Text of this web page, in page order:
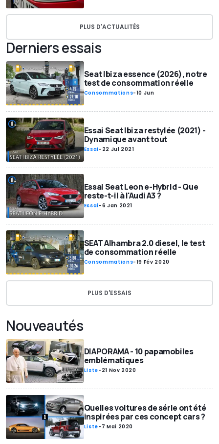
PLUS D'ACTUALITÉS
Derniers essais
Seat Ibiza essence (2026), notre
test de consommation réelle
Consommations-10 Jun
Essai Seat Ibiza restylée (2021) -
Dynamique avant tout
Essai- 22 Jul 2021
Essai Seat Leon e-Hybrid - Que
reste-t-il à l'Audi A3 ?
Essai-6 Jan 2021
SEAT Alhambra 2.0 diesel, le test
de consommation réelle
Consommations-19 Fév 2020
PLUS D'ESSAIS
Nouveautés
DIAPORAMA - 10 papamobiles
emblématiques
Liste- 21 Nov 2020
Quelles voitures de série ont été
inspirées par ces concept cars ?
Liste- 7 Mai 2020